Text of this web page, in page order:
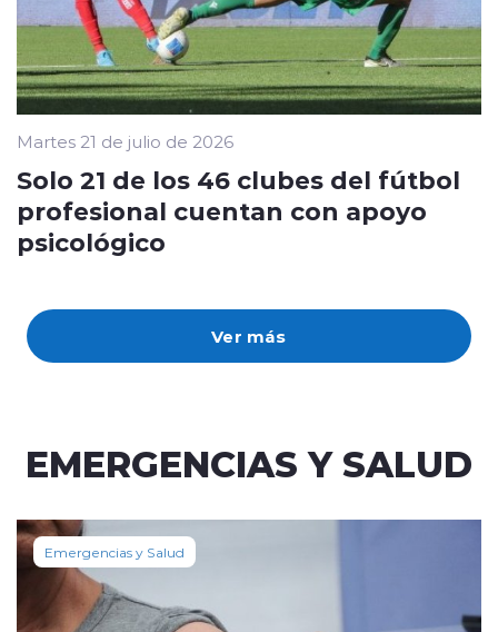
Ver más
Martes 21 de julio de 2026
Solo 21 de los 46 clubes del fútbol
profesional cuentan con apoyo
psicológico
EMERGENCIAS Y SALUD
Emergencias y Salud